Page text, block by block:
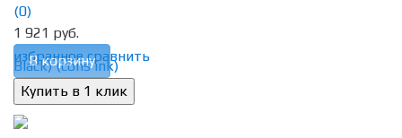
избранное сравнить
(0)
1 921 руб.
В корзину